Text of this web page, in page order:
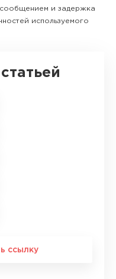
и задержка
используемого
ссылку